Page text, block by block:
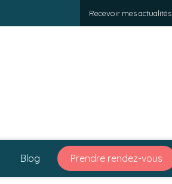
Recevoir mes actualités
Blog Prendre rendez-vous